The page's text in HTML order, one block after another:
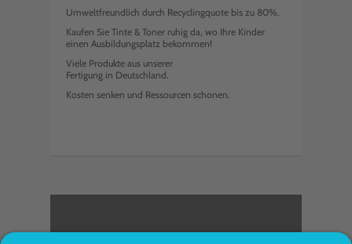
Umweltfreundlich durch Recyclingquote bis zu 80%.
Kaufen Sie Tinte & Toner ruhig da, wo Ihre Kinder
einen Ausbildungsplatz bekommen!
Viele Produkte aus unserer
Fertigung in Deutschland.
Kosten senken und Ressourcen schonen.
<